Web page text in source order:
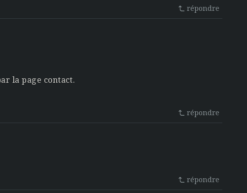
répondre
la page contact.
répondre
répondre